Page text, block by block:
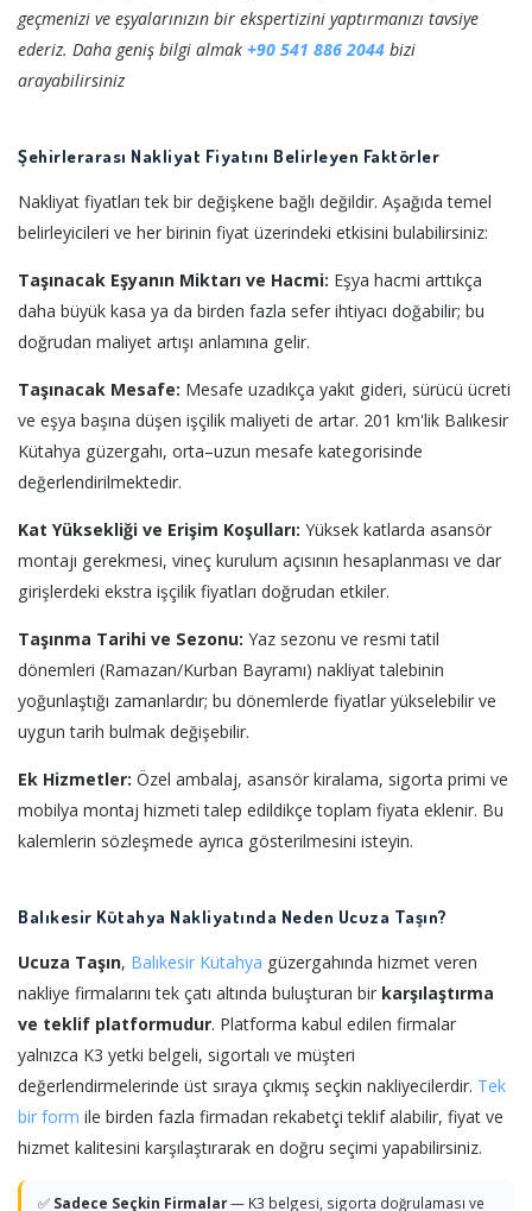
geçmenizi ve eşyalarınızın bir ekspertizini yaptırmanızı tavsiye
ederiz. Daha geniş bilgi almak +90 541 886 2044 bizi
arayabilirsiniz
Şehirlerarası Nakliyat Fiyatını Belirleyen Faktörler
Nakliyat fiyatları tek bir değişkene bağlı değildir. Aşağıda temel
belirleyicileri ve her birinin fiyat üzerindeki etkisini bulabilirsiniz:
Taşınacak Eşyanın Miktarı ve Hacmi: Eşya hacmi arttıkça
daha büyük kasa ya da birden fazla sefer ihtiyacı doğabilir; bu
doğrudan maliyet artışı anlamına gelir.
Taşınacak Mesafe: Mesafe uzadıkça yakıt gideri, sürücü ücreti
ve eşya başına düşen işçilik maliyeti de artar. 201 km'lik Balıkesir
Kütahya güzergahı, orta–uzun mesafe kategorisinde
değerlendirilmektedir.
Kat Yüksekliği ve Erişim Koşulları: Yüksek katlarda asansör
montajı gerekmesi, vineç kurulum açısının hesaplanması ve dar
girişlerdeki ekstra işçilik fiyatları doğrudan etkiler.
Taşınma Tarihi ve Sezonu: Yaz sezonu ve resmi tatil
dönemleri (Ramazan/Kurban Bayramı) nakliyat talebinin
yoğunlaştığı zamanlardır; bu dönemlerde fiyatlar yükselebilir ve
uygun tarih bulmak değişebilir.
Ek Hizmetler: Özel ambalaj, asansör kiralama, sigorta primi ve
mobilya montaj hizmeti talep edildikçe toplam fiyata eklenir. Bu
kalemlerin sözleşmede ayrıca gösterilmesini isteyin.
Balıkesir Kütahya Nakliyatında Neden Ucuza Taşın?
Ucuza Taşın, Balıkesir Kütahya güzergahında hizmet veren
nakliye firmalarını tek çatı altında buluşturan bir karşılaştırma
ve teklif platformudur. Platforma kabul edilen firmalar
yalnızca K3 yetki belgeli, sigortalı ve müşteri
değerlendirmelerinde üst sıraya çıkmış seçkin nakliyecilerdir. Tek
bir form ile birden fazla firmadan rekabetçi teklif alabilir, fiyat ve
hizmet kalitesini karşılaştırarak en doğru seçimi yapabilirsiniz.
✅ Sadece Seçkin Firmalar— K3 belgesi, sigorta doğrulaması ve